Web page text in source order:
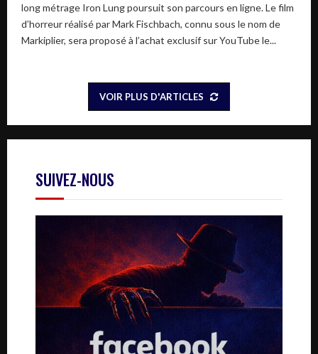
long métrage Iron Lung poursuit son parcours en ligne. Le film
d’horreur réalisé par Mark Fischbach, connu sous le nom de
Markiplier, sera proposé à l’achat exclusif sur YouTube le...
VOIR PLUS D'ARTICLES
SUIVEZ-NOUS